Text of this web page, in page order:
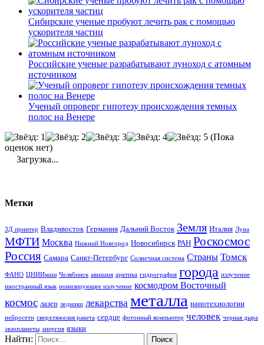
Сибирские ученые пробуют лечить рак с помощью
ускорителя частиц
Российские ученые разрабатывают луноход с атомным
источником
Ученый опроверг гипотезу происхождения темных
полос на Венере
(Пока
оценок нет)
Загрузка...
Метки
3Д принтер Владивосток Германия Дальний Восток Земля Италия Луна
МФТИ Москва Нижний Новгород Новосибирск РАН Роскосмос
Россия Самара Санкт-Петербург Солнечная система Страны Томск
ФАНО ЦНИИмаш Челябинск авиация арктика гидрография города излучение
иностранный язык ионизирующее излучение космодром Восточный
космос лазер ледники лекарства металла нанотехнологии
нейросети сверхтяжелая ракета сердце фотонный компьютер человек черная дыра
экзопланеты энергия языки
Найти: